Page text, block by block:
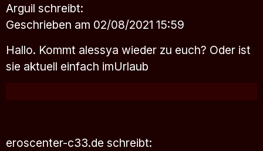
Arguil schreibt:
Geschrieben am 02/08/2021 15:59
Hallo. Kommt alessya wieder zu euch? Oder ist
sie aktuell einfach imUrlaub
eroscenter-c33.de schreibt: